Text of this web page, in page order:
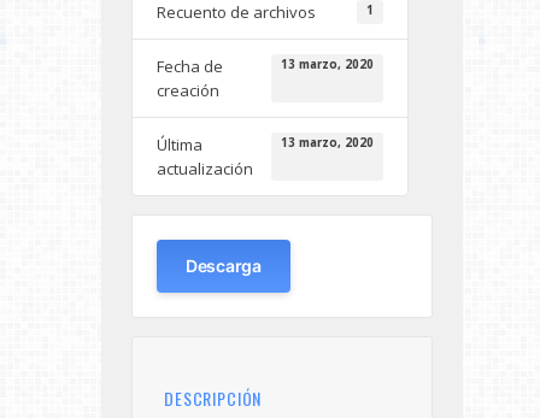
Recuento de archivos 1
Fecha de
creación
13 marzo, 2020
Última
actualización
13 marzo, 2020
Descarga
DESCRIPCIÓN